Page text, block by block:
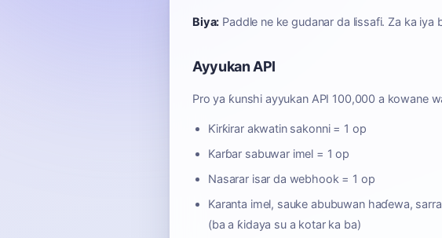
Biya: Paddle ne ke gudanar da lissafi. Za ka iya
Ayyukan API
Pro ya ƙunshi ayyukan API 100,000 a kowane
Ƙirƙirar akwatin sakonni = 1 op
Karɓar sabuwar imel = 1 op
Nasarar isar da webhook = 1 op
Karanta imel, sauke abubuwan haɗewa,
(ba a ƙidaya su a kotar ka ba)